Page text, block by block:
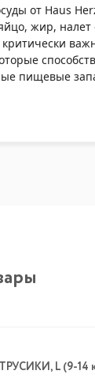
от Haus
жир, налет
пищевые
L (9-14